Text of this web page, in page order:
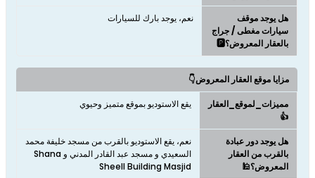
هل يوجد موقف
سيارات مغطى / جراج
بالعقار المعروض؟🅿️
نعم، يوجد بارك للسيارات
مزايا موقع العقار المعروض👇
مميزات_لموقع_العقار
👍
يقع الاستوديو بموقع متميز وحيوي
هل يوجد دور عبادة
بالقرب من العقار
المعروض؟🕌
نعم، يقع الاستوديو بالقرب من مسجد خليفة محمد
السعيدي و مسجد عبد القادر المدني و Shana
Sheell Building Masjid